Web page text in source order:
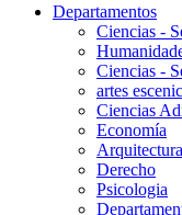
Departamentos
Ciencias -
Ciencias -
artes
Ciencias
Economía
Arquitectura
Derecho
Psicologia